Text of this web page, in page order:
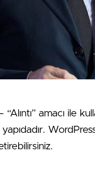
amacı ile
yapıdadır.